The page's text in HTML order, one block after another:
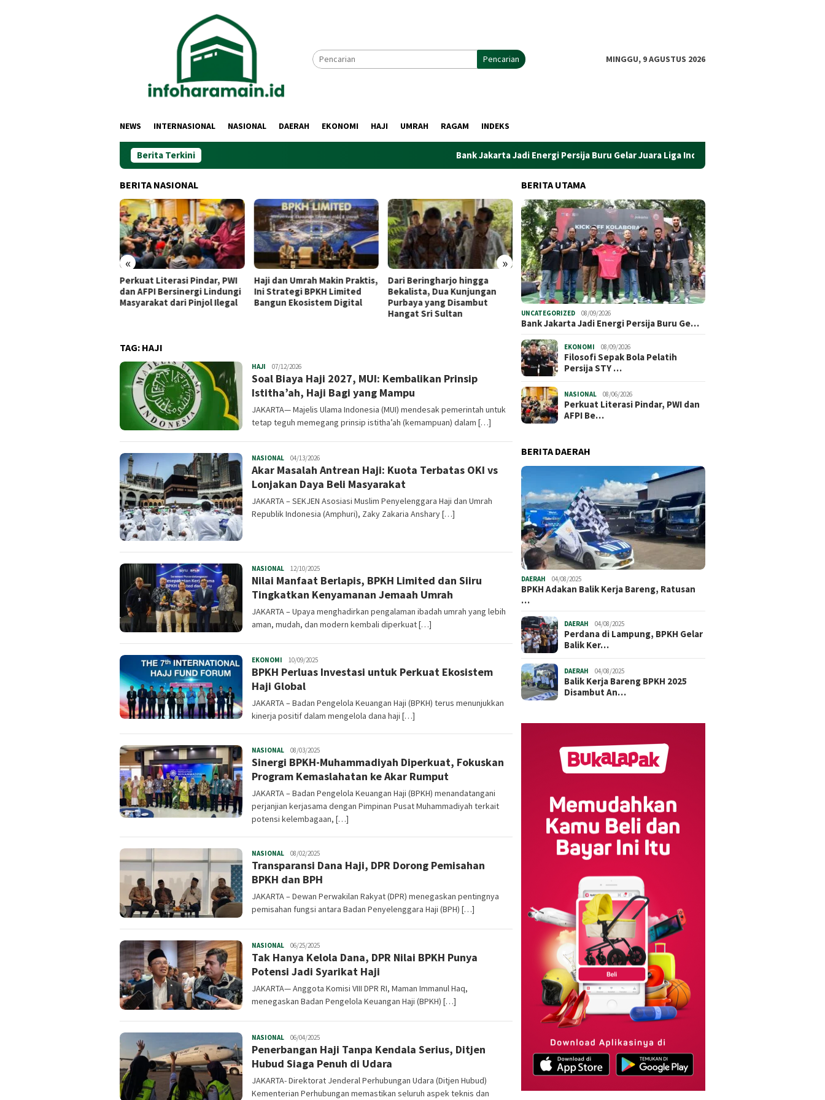
Pencarian MINGGU, 9 AGUSTUS 2026
NEWS INTERNASIONAL NASIONAL DAERAH EKONOMI HAJI UMRAH RAGAM INDEKS
Berita Terkini Bank Jakarta Jadi Energi Persija Buru Gelar Juara Liga Indonesia
BERITA NASIONAL
« »
Haji dan Umrah Makin Praktis,
Ini Strategi BPKH Limited
Bangun Ekosistem Digital
Dari Beringharjo hingga
Bekalista, Dua Kunjungan
Purbaya yang Disambut
Sambut 5 Abad, Rano Karno
Apresiasi Bank Jakarta
Dukung Anugerah Jurnalistik
MHT 2026
Storytelling Competition
Bank Jakarta Semarakkan
PRJ 2026, Asah Kreativitas
dan Kepercayaan Diri Anak
Perkuat Literasi Pindar, PWI
dan AFPI Bersinergi Lindungi
Masyarakat dari Pinjol Ilegal
TAG: HAJI
HAJI Infoharamain.id
07/12/2026
Soal Biaya Haji 2027, MUI: Kembalikan Prinsip
Istitha’ah, Haji Bagi yang Mampu
JAKARTA— Majelis Ulama Indonesia (MUI) mendesak pemerintah untuk
tetap teguh memegang prinsip istitha’ah (kemampuan) dalam […]
NASIONAL Infoharamain.id
04/13/2026
Akar Masalah Antrean Haji: Kuota Terbatas OKI vs
Lonjakan Daya Beli Masyarakat
JAKARTA – SEKJEN Asosiasi Muslim Penyelenggara Haji dan Umrah
Republik Indonesia (Amphuri), Zaky Zakaria Anshary […]
NASIONAL Infoharamain.id
12/10/2025
Nilai Manfaat Berlapis, BPKH Limited dan Siiru
Tingkatkan Kenyamanan Jemaah Umrah
JAKARTA – Upaya menghadirkan pengalaman ibadah umrah yang lebih
aman, mudah, dan modern kembali diperkuat […]
EKONOMI Infoharamain.id
10/09/2025
BPKH Perluas Investasi untuk Perkuat Ekosistem
Haji Global
JAKARTA – Badan Pengelola Keuangan Haji (BPKH) terus menunjukkan
kinerja positif dalam mengelola dana haji […]
NASIONAL Infoharamain.id
08/03/2025
Sinergi BPKH-Muhammadiyah Diperkuat, Fokuskan
Program Kemaslahatan ke Akar Rumput
JAKARTA – Badan Pengelola Keuangan Haji (BPKH) menandatangani
perjanjian kerjasama dengan Pimpinan Pusat Muhammadiyah terkait
potensi kelembagaan, […]
NASIONAL Infoharamain.id
08/02/2025
Transparansi Dana Haji, DPR Dorong Pemisahan
BPKH dan BPH
JAKARTA – Dewan Perwakilan Rakyat (DPR) menegaskan pentingnya
pemisahan fungsi antara Badan Penyelenggara Haji (BPH) […]
NASIONAL Infoharamain.id
06/25/2025
Tak Hanya Kelola Dana, DPR Nilai BPKH Punya
Potensi Jadi Syarikat Haji
JAKARTA— Anggota Komisi VIII DPR RI, Maman Immanul Haq,
menegaskan Badan Pengelola Keuangan Haji (BPKH) […]
NASIONAL Infoharamain.id
06/04/2025
Penerbangan Haji Tanpa Kendala Serius, Ditjen
Hubud Siaga Penuh di Udara
JAKARTA- Direktorat Jenderal Perhubungan Udara (Ditjen Hubud)
Kementerian Perhubungan memastikan seluruh aspek teknis dan
BERITA UTAMA
UNCATEGORIZED 08/09/2026
Bank Jakarta Jadi Energi Persija Buru Ge…
EKONOMI 08/09/2026
Filosofi Sepak Bola Pelatih
Persija STY …
NASIONAL 08/06/2026
Perkuat Literasi Pindar, PWI dan
AFPI Be…
BERITA DAERAH
DAERAH 04/08/2025
BPKH Adakan Balik Kerja Bareng, Ratusan
…
DAERAH 04/08/2025
Perdana di Lampung, BPKH Gelar
Balik Ker…
DAERAH 04/08/2025
Balik Kerja Bareng BPKH 2025
Disambut An…